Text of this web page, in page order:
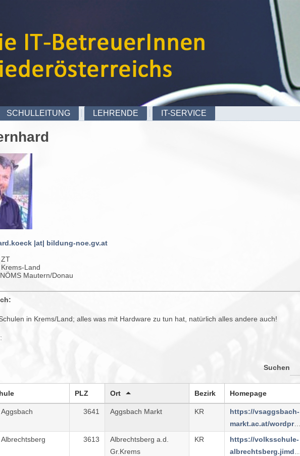
SCHULLEITUNG LEHRENDE IT-SERVICE
|at| bildung-noe.gv.at
ZT
Krems-Land
NÖMS Mautern/Donau
in Krems/Land; alles was mit Hardware zu tun hat, natürlich alles andere auch!
Suchen
PLZ Ort Bezirk Homepage
Aggsbach 3641 Aggsbach Markt KR
https://vsaggsbach-
markt.ac.at/wordpress/
Albrechtsberg 3613
Albrechtsberg a.d.
Gr.Krems
KR
https://volksschule-